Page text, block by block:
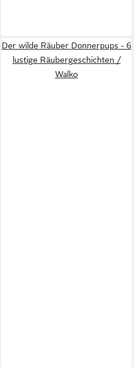
Der wilde Räuber Donnerpups - 6
lustige Räubergeschichten /
Walko